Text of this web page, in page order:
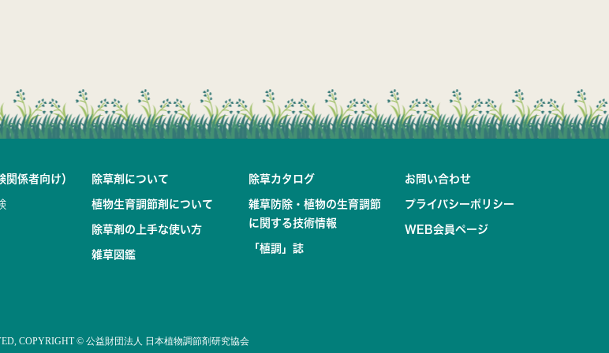
係者向け） 除草剤について
植物生育調節剤について
除草剤の上手な使い方
雑草図鑑
除草カタログ
雑草防除・植物の生育調節
に関する技術情報
「植調」誌
お問い合わせ
プライバシーポリシー
WEB会員ページ
COPYRIGHT © 公益財団法人 日本植物調節剤研究協会